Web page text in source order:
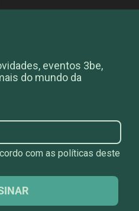
eventos 3be,
do mundo da
com as políticas deste